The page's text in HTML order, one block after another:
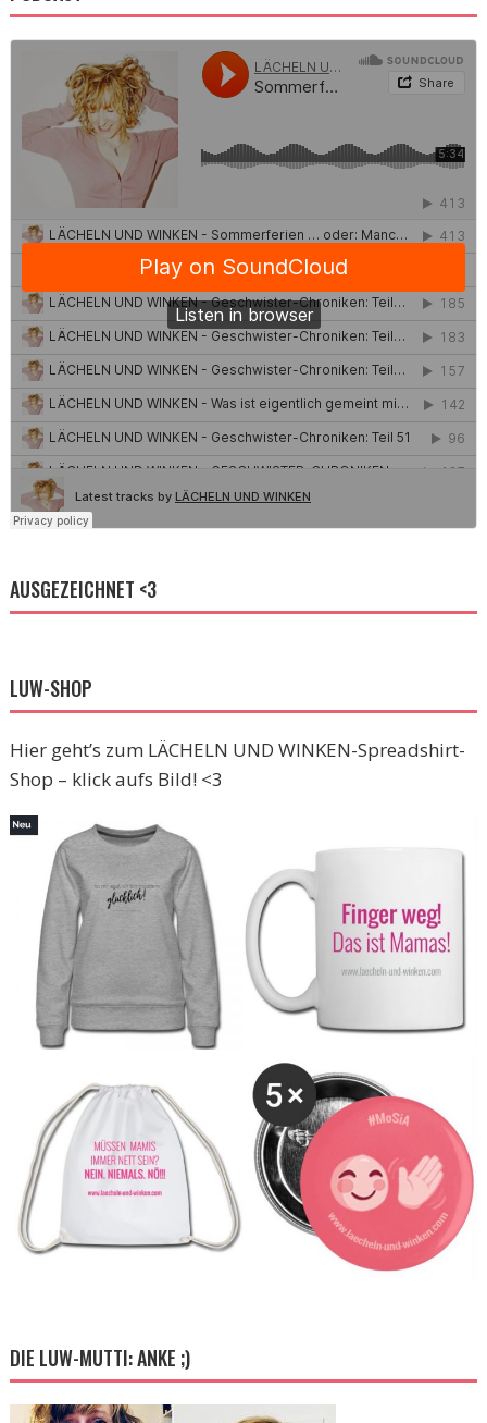
AUSGEZEICHNET <3
LUW-SHOP
Hier geht’s zum LÄCHELN UND WINKEN-Spreadshirt-
Shop – klick aufs Bild! <3
DIE LUW-MUTTI: ANKE ;)